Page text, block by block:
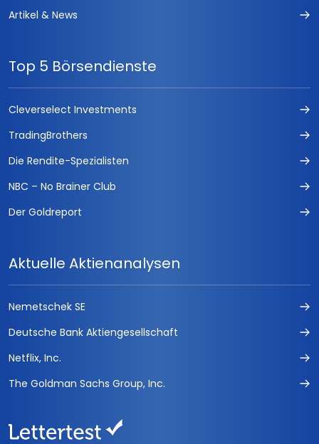
Artikel & News
Top 5 Börsendienste
Cleverselect Investments
TradingBrothers
Die Rendite-Spezialisten
NBC – No Brainer Club
Der Goldreport
Aktuelle Aktienanalysen
Nemetschek SE
Deutsche Bank Aktiengesellschaft
Netflix, Inc.
The Goldman Sachs Group, Inc.